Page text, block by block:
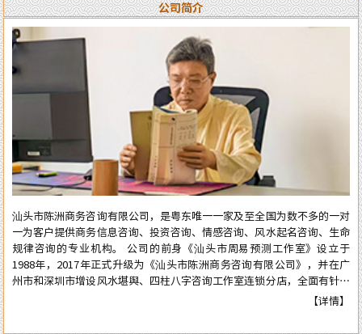
公司简介
汕头市陈洲商务咨询有限公司，是粤东唯一一家及至全国为数不多的一对
一为客户提供商务信息咨询、投资咨询、情感咨询、风水起名咨询、生命
规律咨询的专业机构。 公司的前身《汕头市周易预测工作室》设立于
1988年，2017年正式升级为《汕头市陈洲商务咨询有限公司》，并在广
州市和深圳市增设风水堪舆、四柱八字咨询工作室连锁分店，全面有针对
性地为在广州市和深圳市工作、生活的广大广州、深圳客户提供咨询服
【详情】